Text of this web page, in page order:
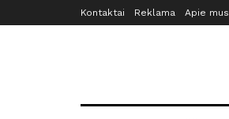
Kontaktai Reklama Apie mus